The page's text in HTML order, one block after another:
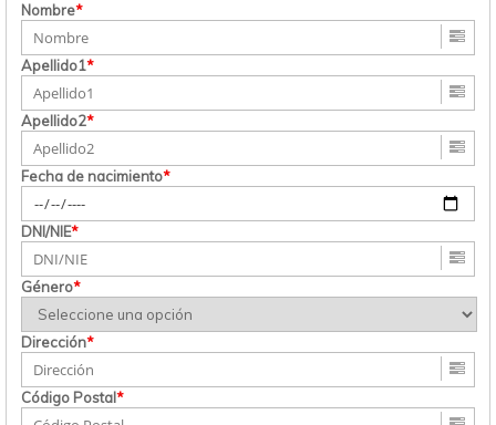
Nombre*
Apellido1*
Apellido2*
Fecha de nacimiento*
DNI/NIE*
Género*
Dirección*
Código Postal*